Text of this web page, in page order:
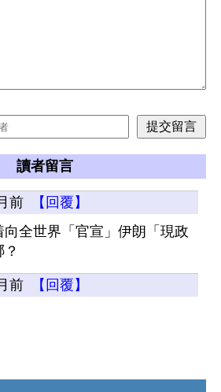
讀者留言
前
【回覆】
全世界「官宣」伊朗「現政
前
【回覆】